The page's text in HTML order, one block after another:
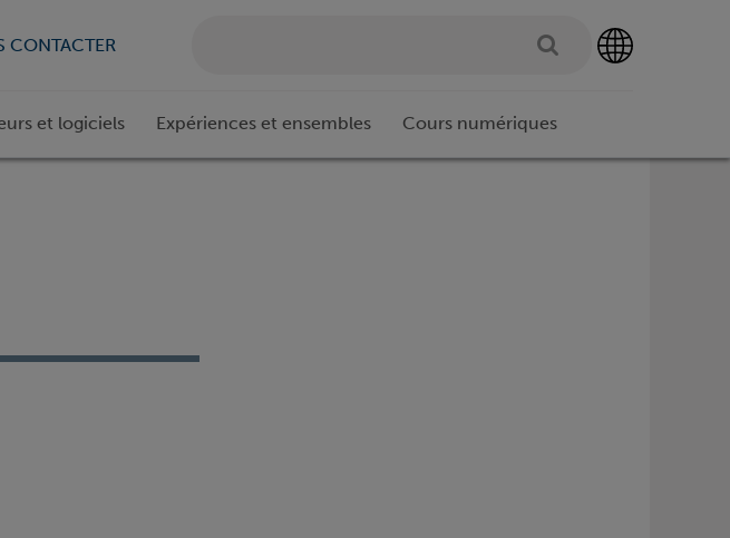
CONTACTER
et logiciels Expériences et ensembles Cours numériques